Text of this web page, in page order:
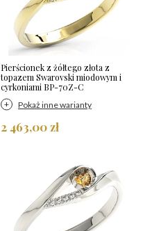
Pierścionek z żółtego złota z
topazem Swarovski miodowym i
cyrkoniami BP-70Z-C
Pokaż inne warianty
2 463,00 zł